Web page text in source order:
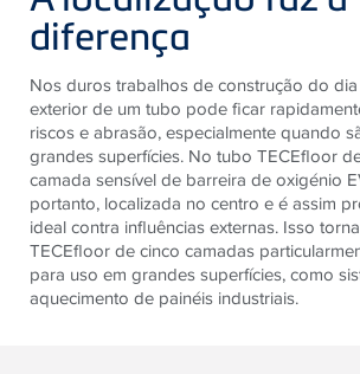
diferença
Nos duros trabalhos de construção do
exterior de um tubo pode ficar
riscos e abrasão, especialmente quando
grandes superfícies. No tubo TECEfloor
camada sensível de barreira de oxigénio
portanto, localizada no centro e é assim
ideal contra influências externas. Isso
TECEfloor de cinco camadas
para uso em grandes superfícies, como
aquecimento de painéis industriais.